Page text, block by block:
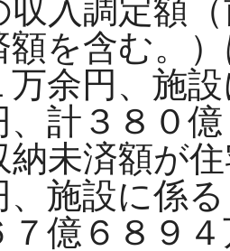
収入調定額
額を含む。
万余円、施
、計３８０
納未済額が
、施設に係
７億６８９